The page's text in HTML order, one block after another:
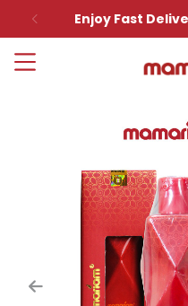
Enjoy Fast